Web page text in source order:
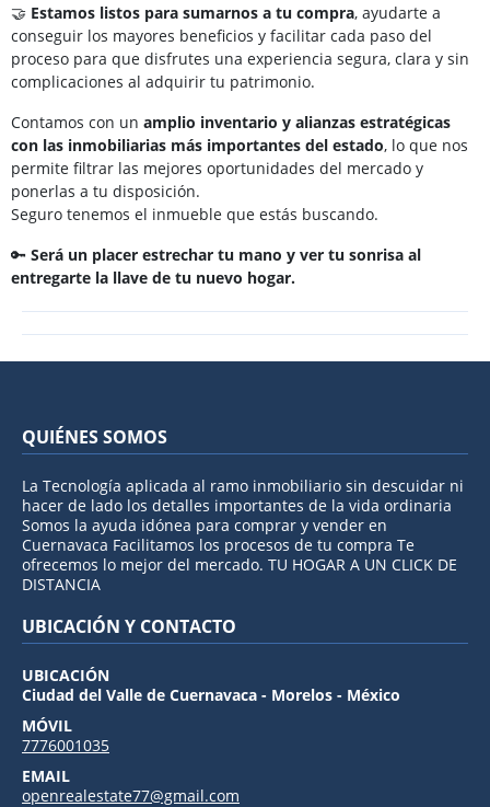
🤝 Estamos listos para sumarnos a tu compra, ayudarte a
conseguir los mayores beneficios y facilitar cada paso del
proceso para que disfrutes una experiencia segura, clara y sin
complicaciones al adquirir tu patrimonio.
Contamos con un amplio inventario y alianzas estratégicas
con las inmobiliarias más importantes del estado, lo que nos
permite filtrar las mejores oportunidades del mercado y
ponerlas a tu disposición.
Seguro tenemos el inmueble que estás buscando.
🔑 Será un placer estrechar tu mano y ver tu sonrisa al
entregarte la llave de tu nuevo hogar.
QUIÉNES SOMOS
La Tecnología aplicada al ramo inmobiliario sin descuidar ni
hacer de lado los detalles importantes de la vida ordinaria
Somos la ayuda idónea para comprar y vender en
Cuernavaca Facilitamos los procesos de tu compra Te
ofrecemos lo mejor del mercado. TU HOGAR A UN CLICK DE
DISTANCIA
UBICACIÓN Y CONTACTO
UBICACIÓN
Ciudad del Valle de Cuernavaca - Morelos - México
MÓVIL
7776001035
EMAIL
openrealestate77@gmail.com